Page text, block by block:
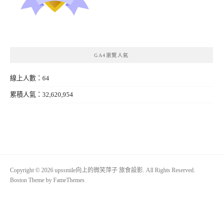
GA4瀏覽人氣
線上人數：64
累積人氣：32,620,954
Copyright © 2026 upssmile向上的微笑萍子 旅食設影. All Rights Reserved.
Boston Theme by FameThemes